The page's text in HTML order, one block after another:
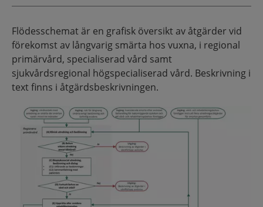
Flödesschemat är en grafisk översikt av åtgärder vid
förekomst av långvarig smärta hos vuxna, i regional
primärvård, specialiserad vård samt
sjukvårdsregional högspecialiserad vård. Beskrivning i
text finns i åtgärdsbeskrivningen.